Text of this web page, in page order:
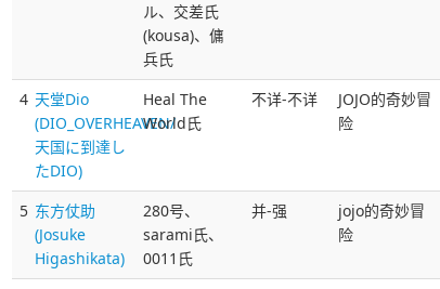
ル、交差氏
(kousa)、傭
兵氏
4 天堂Dio
(DIO_OVERHEAVEN/
天国に到達し
たDIO)
Heal The
World氏
不详-不详
JOJO的奇妙冒
险
5 东方仗助
(Josuke
Higashikata)
280号、
sarami氏、
0011氏
并-强
jojo的奇妙冒
险